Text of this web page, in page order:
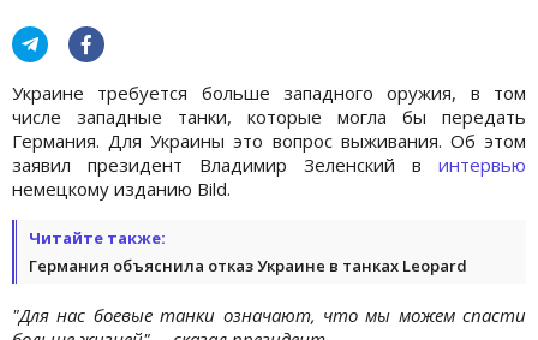
Украине требуется больше западного оружия, в том
числе западные танки, которые могла бы передать
Германия. Для Украины это вопрос выживания. Об этом
заявил президент Владимир Зеленский в интервью
немецкому изданию Bild.
Читайте также:
Германия объяснила отказ Украине в танках Leopard
"Для нас боевые танки означают, что мы можем спасти